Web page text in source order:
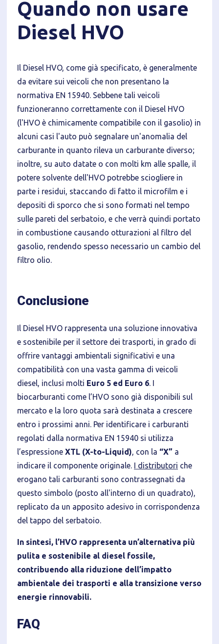
Quando non usare
Diesel HVO
Il Diesel HVO, come già specificato, è generalmente
da evitare sui veicoli che non presentano la
normativa EN 15940. Sebbene tali veicoli
funzioneranno correttamente con il Diesel HVO
(l'HVO è chimicamente compatibile con il gasolio) in
alcuni casi l'auto può segnalare un'anomalia del
carburante in quanto rileva un carburante diverso;
inoltre, su auto datate o con molti km alle spalle, il
potere solvente dell'HVO potrebbe sciogliere in
parte i residui, staccando di fatto il microfilm e i
depositi di sporco che si sono formati nel tempo
sulle pareti del serbatoio, e che verrà quindi portato
in combustione causando otturazioni al filtro del
gasolio, rendendo spesso necessario un cambio del
filtro olio.
Conclusione
Il Diesel HVO rappresenta una soluzione innovativa
e sostenibile per il settore dei trasporti, in grado di
offrire vantaggi ambientali significativi e una
compatibilità con una vasta gamma di veicoli
diesel, inclusi molti Euro 5 ed Euro 6 . I
biocarburanti come l’HVO sono già disponibili sul
mercato e la loro quota sarà destinata a crescere
entro i prossimi anni. Per identificare i carburanti
regolati dalla normativa EN 15940 si utilizza
l’espressione XTL (X-to-Liquid) , con la “X” a
indicare il componente originale. I distributori che
erogano tali carburanti sono contrassegnati da
questo simbolo (posto all'interno di un quadrato),
replicato da un apposito adesivo in corrispondenza
del tappo del serbatoio.
In sintesi, l’HVO rappresenta un’alternativa più
pulita e sostenibile al diesel fossile,
contribuendo alla riduzione dell’impatto
ambientale dei trasporti e alla transizione verso
energie rinnovabili.
FAQ